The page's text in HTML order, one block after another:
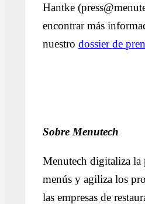
Hantke
encontrar más
nuestrodossier de
Sobre Menutech
Menutech digitaliza la
menús y agiliza los
las empresas de